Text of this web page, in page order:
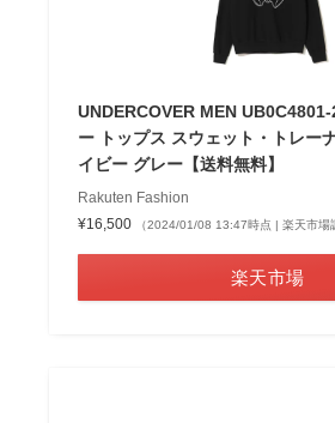
UNDERCOVER MEN
ー トップス スウェット・トレー
イビー グレー【送料無料】
Rakuten Fashion
¥16,500
（2024/01/08 13:47時点 | 楽天市場
楽天市場